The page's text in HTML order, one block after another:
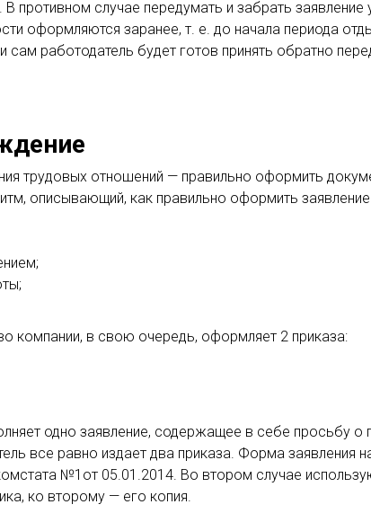
противном случае передумать и забрать
оформляются заранее, т. е. до начала периода
работодатель будет готов принять обратно
трудовых отношений — правильно оформить
описывающий, как правильно оформить
компании, в свою очередь, оформляет 2 приказа:
одно заявление, содержащее в себе просьбу о
все равно издает два приказа. Форма
№1от 05.01.2014. Во втором случае
ко второму — его копия.